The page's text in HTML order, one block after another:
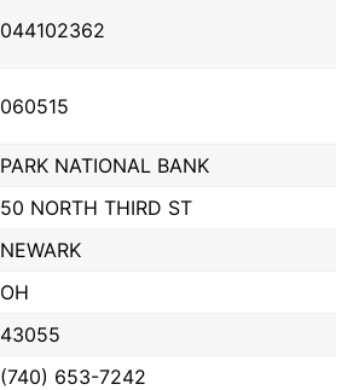
044102362
060515
PARK NATIONAL BANK
50 NORTH THIRD ST
NEWARK
OH
43055
(740) 653-7242